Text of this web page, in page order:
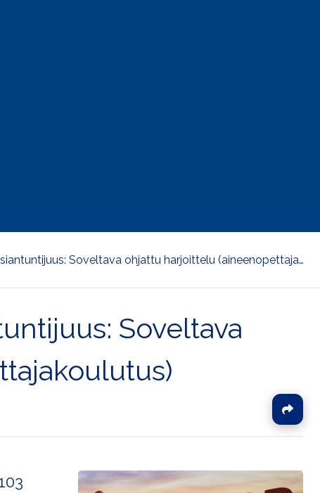
OPEA535 Osaaminen ja asiantuntijuus: Soveltava ohjattu harjoittelu (aineenopettajakoulutus)
Soveltava